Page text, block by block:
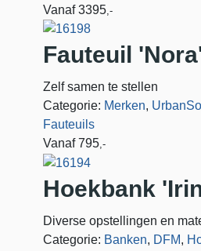
Vanaf 3395 ,-
Fauteuil
Zelf samen te stellen
Categorie: Merken,
Fauteuils
Vanaf 795,-
Hoekbank
Diverse opstellingen en
Categorie: Banken, DFM,